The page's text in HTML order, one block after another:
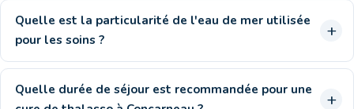
Quelle est la particularité de l'eau de mer utilisée
pour les soins ?
Quelle durée de séjour est recommandée pour une